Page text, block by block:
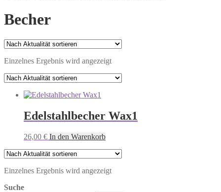
Becher
Einzelnes Ergebnis wird angezeigt
Edelstahlbecher Wax1
26,00 € In den Warenkorb
Einzelnes Ergebnis wird angezeigt
Suche